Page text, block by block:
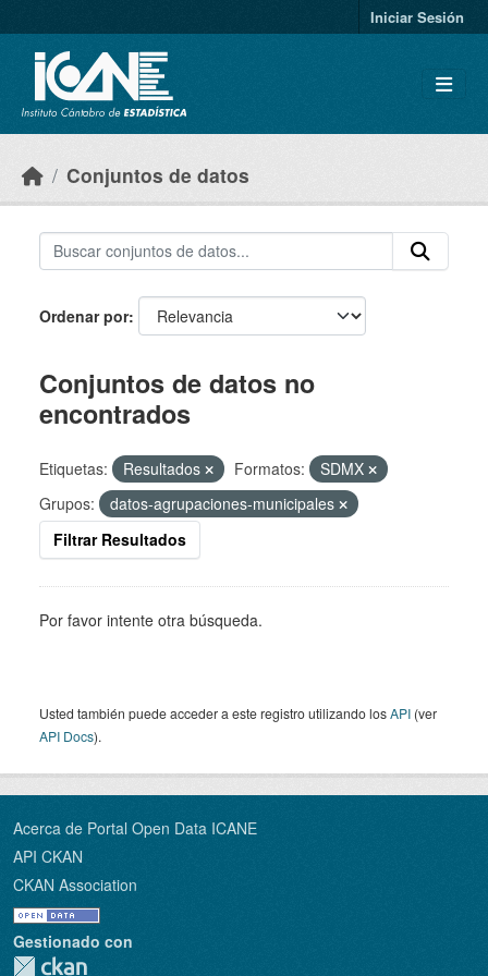
Iniciar Sesión
Conjuntos de datos
Ordenar por
Conjuntos de datos no
encontrados
Etiquetas: Resultados Formatos:
SDMX
Grupos:
datos-agrupaciones-municipales
Filtrar Resultados
Por favor intente otra búsqueda.
Usted también puede acceder a este registro utilizando losAPI (ver
API Docs).
Acerca de Portal Open Data ICANE
API CKAN
CKAN Association
Gestionado con